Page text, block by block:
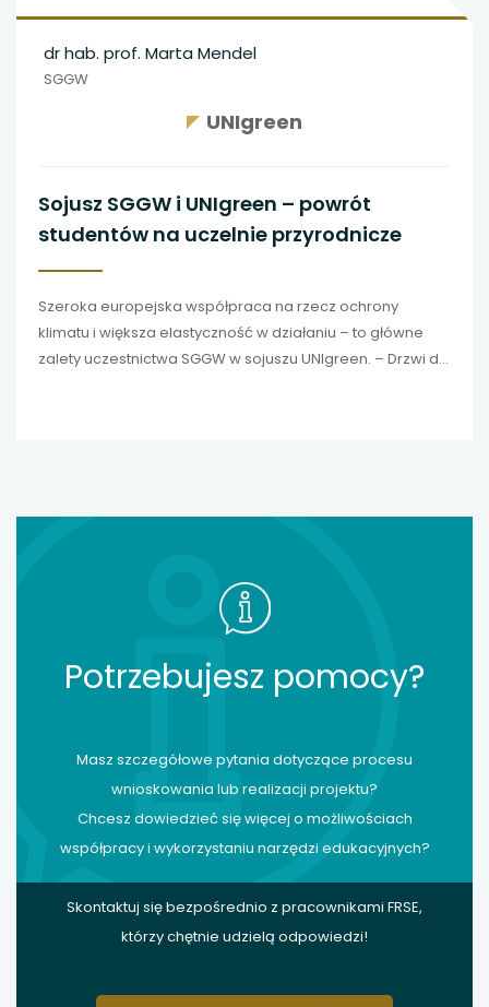
dr hab. prof. Marta Mendel
SGGW
UNIgreen
Sojusz SGGW i UNIgreen – powrót
studentów na uczelnie przyrodnicze
Szeroka europejska współpraca na rzecz ochrony
klimatu i większa elastyczność w działaniu – to główne
zalety uczestnictwa SGGW w sojuszu UNIgreen. – Drzwi do
Potrzebujesz pomocy?
Masz szczegółowe pytania dotyczące procesu
wnioskowania lub realizacji projektu?
Chcesz dowiedzieć się więcej o możliwościach
współpracy i wykorzystaniu narzędzi edukacyjnych?
Skontaktuj się bezpośrednio z pracownikami FRSE,
którzy chętnie udzielą odpowiedzi!